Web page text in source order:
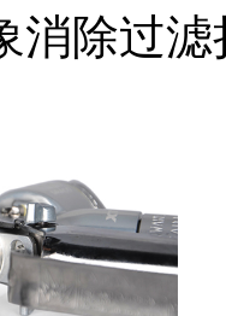
消除过